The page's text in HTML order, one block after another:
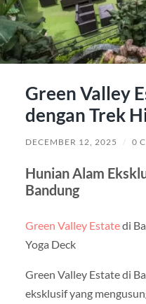
Green Valley
dengan Trek
DECEMBER 12, 2025 / 0
Hunian Alam
Bandung
Green Valley Estatedi
Yoga Deck
Green Valley Estate di
eksklusif yang